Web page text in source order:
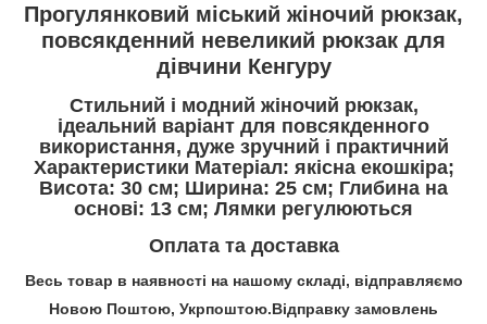
Прогулянковий міський жіночий рюкзак,
повсякденний невеликий рюкзак для
дівчини Кенгуру
Стильний і модний жіночий рюкзак,
ідеальний варіант для повсякденного
використання, дуже зручний і практичний
Характеристики Матеріал: якісна екошкіра;
Висота: 30 см; Ширина: 25 см; Глибина на
основі: 13 см; Лямки регулюються
Оплата та доставка
Весь товар в наявності на нашому складі, відправляємо
Новою Поштою, Укрпоштою.Відправку замовлень